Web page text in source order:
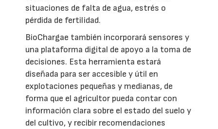
situaciones de falta de agua, estrés o
pérdida de fertilidad.
BioChargae también incorporará sensores y
una plataforma digital de apoyo a la toma de
decisiones. Esta herramienta estará
diseñada para ser accesible y útil en
explotaciones pequeñas y medianas, de
forma que el agricultor pueda contar con
información clara sobre el estado del suelo y
del cultivo, y recibir recomendaciones